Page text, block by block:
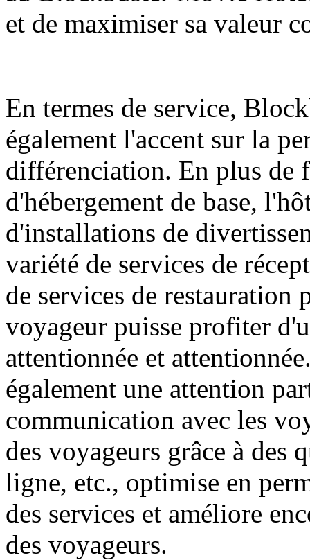
et de maximiser sa valeur
En termes de service,
également l'accent sur la
différenciation. En plus de
d'hébergement de base,
d'installations de
variété de services de
de services de restauration
voyageur puisse profiter
attentionnée et
également une attention
communication avec les
des voyageurs grâce à des
ligne, etc., optimise en
des services et améliore
des voyageurs.